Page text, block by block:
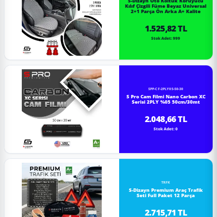
Kılıf Çizgili Füme Beyaz Universal
2+1 Parça Ön Arka A+ Kalite
1.525,82 TL
Stok Adet: 999
SPP-CF-2PLY05-50-30
S Pro Cam Filmi Nano Carbon XC
Serisi 2PLY %05 50cm/30mt
2.048,66 TL
Stok Adet: 0
TRFK
S-Dizayn Premium Araç Trafik
Seti Full Paket 12 Parça
2.715,71 TL